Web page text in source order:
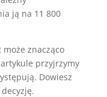
ją na 11 800
może znacząco
przyjrzymy
Dowiesz